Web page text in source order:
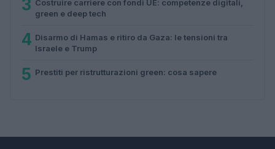
3 Costruire carriere con fondi UE: competenze digitali,
green e deep tech
4 Disarmo di Hamas e ritiro da Gaza: le tensioni tra
Israele e Trump
5 Prestiti per ristrutturazioni green: cosa sapere